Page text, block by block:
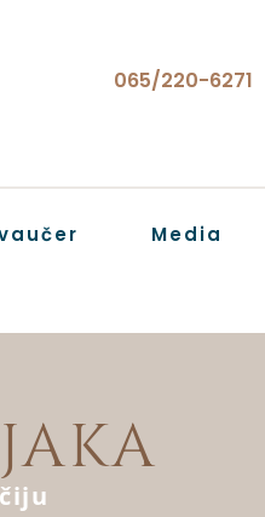
065/220-6271
Media